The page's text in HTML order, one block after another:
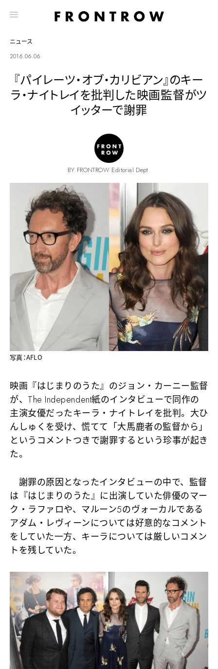
ニュース
2016.06.06
『パイレーツ・オブ・カリビアン』のキー
ラ・ナイトレイを批判した映画監督がツ
イッターで謝罪
BY FRONTROW Editorial Dept.
写真：AFLO
映画『はじまりのうた』のジョン・カーニー監督
が、The Independent紙のインタビューで同作の
主演女優だったキーラ・ナイトレイを批判。大ひ
んしゅくを受け、慌てて「大馬鹿者の監督から」
というコメントつきで謝罪するという珍事が起き
た。
謝罪の原因となったインタビューの中で、監督
は『はじまりのうた』に出演していた俳優のマー
ク・ラファロや、マルーン5のヴォーカルである
アダム・レヴィーンについては好意的なコメント
をしていた一方、キーラについては厳しいコメン
トを残していた。